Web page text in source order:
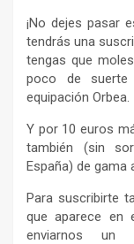
¡No dejes pasar
tendrás una
tengas que
poco de suerte
equipación Orbea.
Y por 10 euros
también (sin
España) de gama
Para suscribirte
que aparece en
enviarnos